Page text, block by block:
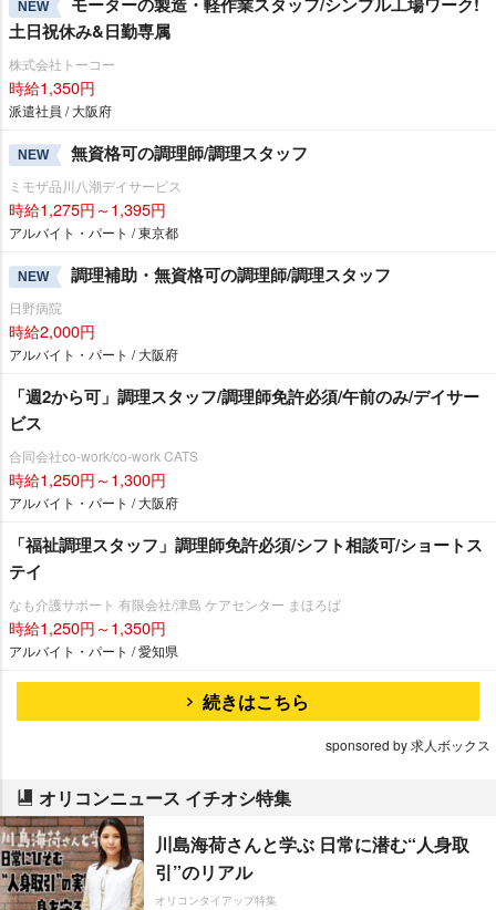
NEW
土日祝休み&日勤専属
株式会社トーコー
時給1,350円
派遣社員 / 大阪府
NEW 無資格可の調理師/調理スタッフ
ミモザ品川八潮デイサービス
時給1,275円～1,395円
アルバイト・パート / 東京都
NEW 調理補助・無資格可の調理師/調理スタッフ
日野病院
時給2,000円
アルバイト・パート / 大阪府
「週2から可」調理スタッフ/調理師免許必須/午前のみ/デイサー
ビス
合同会社co-work/co-work CATS
時給1,250円～1,300円
アルバイト・パート / 大阪府
「福祉調理スタッフ」調理師免許必須/シフト相談可/ショートス
テイ
なも介護サポート 有限会社/津島 ケアセンター まほろば
時給1,250円～1,350円
アルバイト・パート / 愛知県
続きはこちら
sponsored by 求人ボックス
オリコンニュース イチオシ特集
川島海荷さんと学ぶ 日常に潜む“人身取
引”のリアル
オリコンタイアップ特集